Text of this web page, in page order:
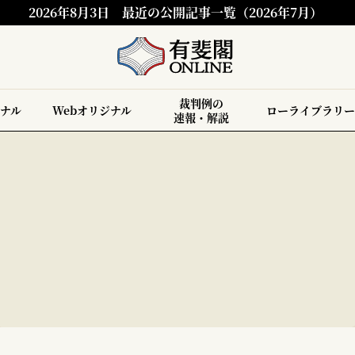
2026年8月3日 最近の公開記事一覧（2026年7月）
ル Webオリジナル
裁判例の
速報・解説
ローライブラリー